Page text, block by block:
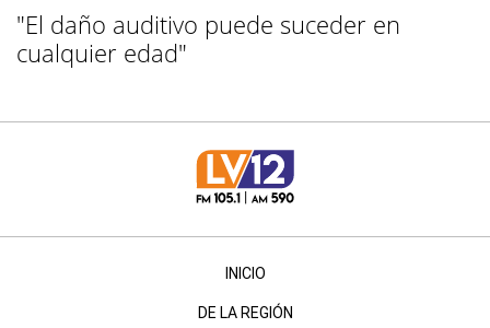
"El daño auditivo puede suceder en
cualquier edad"
INICIO
DE LA REGIÓN